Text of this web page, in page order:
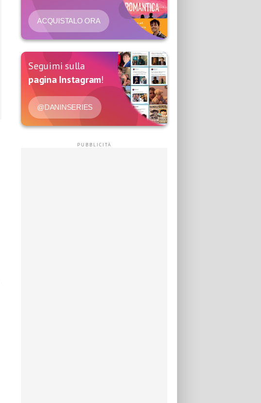
ACQUISTALO ORA
Seguimi sulla
pagina Instagram!
@DANINSERIES